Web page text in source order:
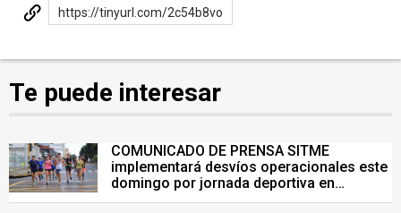
https://tinyurl.com/2c54b8vo
Te puede interesar
COMUNICADO DE PRENSA SITME
implementará desvíos operacionales este
domingo por jornada deportiva en
Bucaramanga